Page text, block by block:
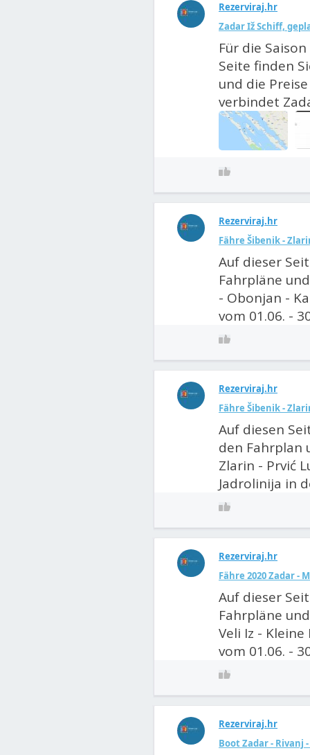
Rezerviraj.hr
Zadar Iž Schiff,
Für die
Seite finden
und die
verbindet
Rezerviraj.hr
Fähre Šibenik -
Auf dieser
Fahrpläne
- Obonjan -
vom 01.06. -
Rezerviraj.hr
Fähre Šibenik -
Auf diesen
den Fahrplan
Zlarin - Prvić
Jadrolinija in
Rezerviraj.hr
Fähre 2020 Zadar -
Auf dieser
Fahrpläne
Veli Iz -
vom 01.06. -
Rezerviraj.hr
Boot Zadar - Rivanj